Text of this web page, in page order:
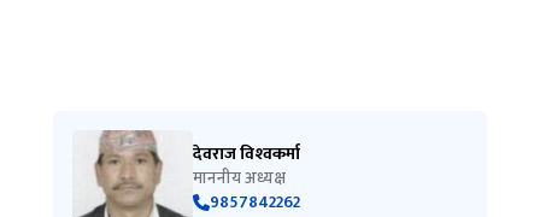
देवराज विश्‍वकर्मा
माननीय अध्यक्ष
9857842262